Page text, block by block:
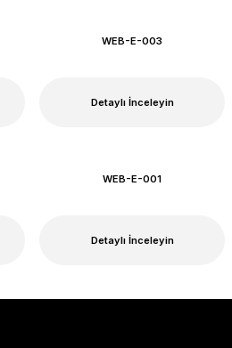
WEB-E-003
Detaylı İnceleyin
WEB-E-001
Detaylı İnceleyin